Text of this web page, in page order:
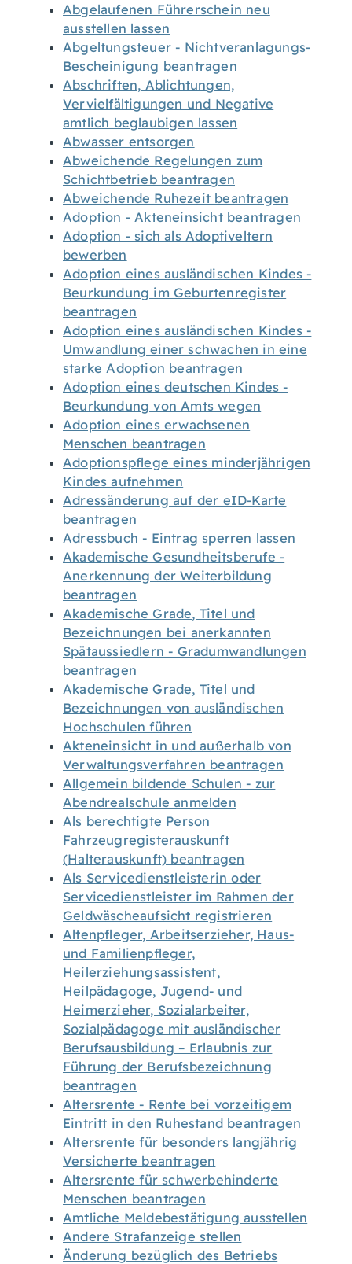
Abgelaufenen Führerschein neu
ausstellen lassen
Abgeltungsteuer - Nichtveranlagungs-
Bescheinigung beantragen
Abschriften, Ablichtungen,
Vervielfältigungen und Negative
amtlich beglaubigen lassen
Abwasser entsorgen
Abweichende Regelungen zum
Schichtbetrieb beantragen
Abweichende Ruhezeit beantragen
Adoption - Akteneinsicht beantragen
Adoption - sich als Adoptiveltern
bewerben
Adoption eines ausländischen Kindes -
Beurkundung im Geburtenregister
beantragen
Adoption eines ausländischen Kindes -
Umwandlung einer schwachen in eine
starke Adoption beantragen
Adoption eines deutschen Kindes -
Beurkundung von Amts wegen
Adoption eines erwachsenen
Menschen beantragen
Adoptionspflege eines minderjährigen
Kindes aufnehmen
Adressänderung auf der eID-Karte
beantragen
Adressbuch - Eintrag sperren lassen
Akademische Gesundheitsberufe -
Anerkennung der Weiterbildung
beantragen
Akademische Grade, Titel und
Bezeichnungen bei anerkannten
Spätaussiedlern - Gradumwandlungen
beantragen
Akademische Grade, Titel und
Bezeichnungen von ausländischen
Hochschulen führen
Akteneinsicht in und außerhalb von
Verwaltungsverfahren beantragen
Allgemein bildende Schulen - zur
Abendrealschule anmelden
Als berechtigte Person
Fahrzeugregisterauskunft
(Halterauskunft) beantragen
Als Servicedienstleisterin oder
Servicedienstleister im Rahmen der
Geldwäscheaufsicht registrieren
Altenpfleger, Arbeitserzieher, Haus-
und Familienpfleger,
Heilerziehungsassistent,
Heilpädagoge, Jugend- und
Heimerzieher, Sozialarbeiter,
Sozialpädagoge mit ausländischer
Berufsausbildung – Erlaubnis zur
Führung der Berufsbezeichnung
beantragen
Altersrente - Rente bei vorzeitigem
Eintritt in den Ruhestand beantragen
Altersrente für besonders langjährig
Versicherte beantragen
Altersrente für schwerbehinderte
Menschen beantragen
Amtliche Meldebestätigung ausstellen
Andere Strafanzeige stellen
Änderung bezüglich des Betriebs